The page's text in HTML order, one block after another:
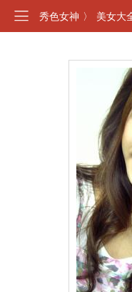
秀色女神 〉 美女大